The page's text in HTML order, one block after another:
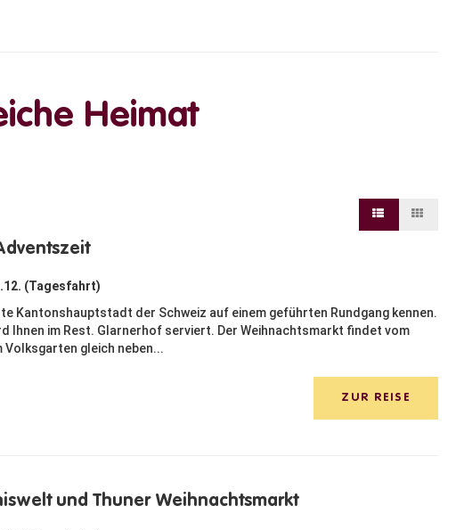
Heimat
(Tagesfahrt)
Kantonshauptstadt der Schweiz auf einem geführten Rundgang kennen.
Ihnen im Rest. Glarnerhof serviert. Der Weihnachtsmarkt findet vom
Volksgarten gleich neben...
ZUR REISE
und Thuner Weihnachtsmarkt